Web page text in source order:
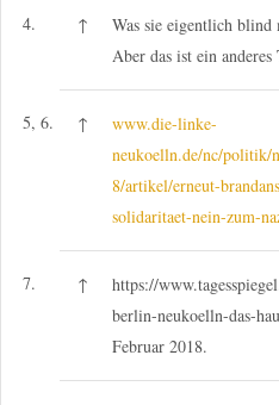
4. ↑
Was sie eigentlich
Aber das ist ein anderes
5, 6. ↑
www.die-linke-
neukoelln.de/nc/politik/
8/artikel/erneut-
solidaritaet-nein-zum-
7. ↑
https://
berlin-neukoelln-das-
Februar 2018.